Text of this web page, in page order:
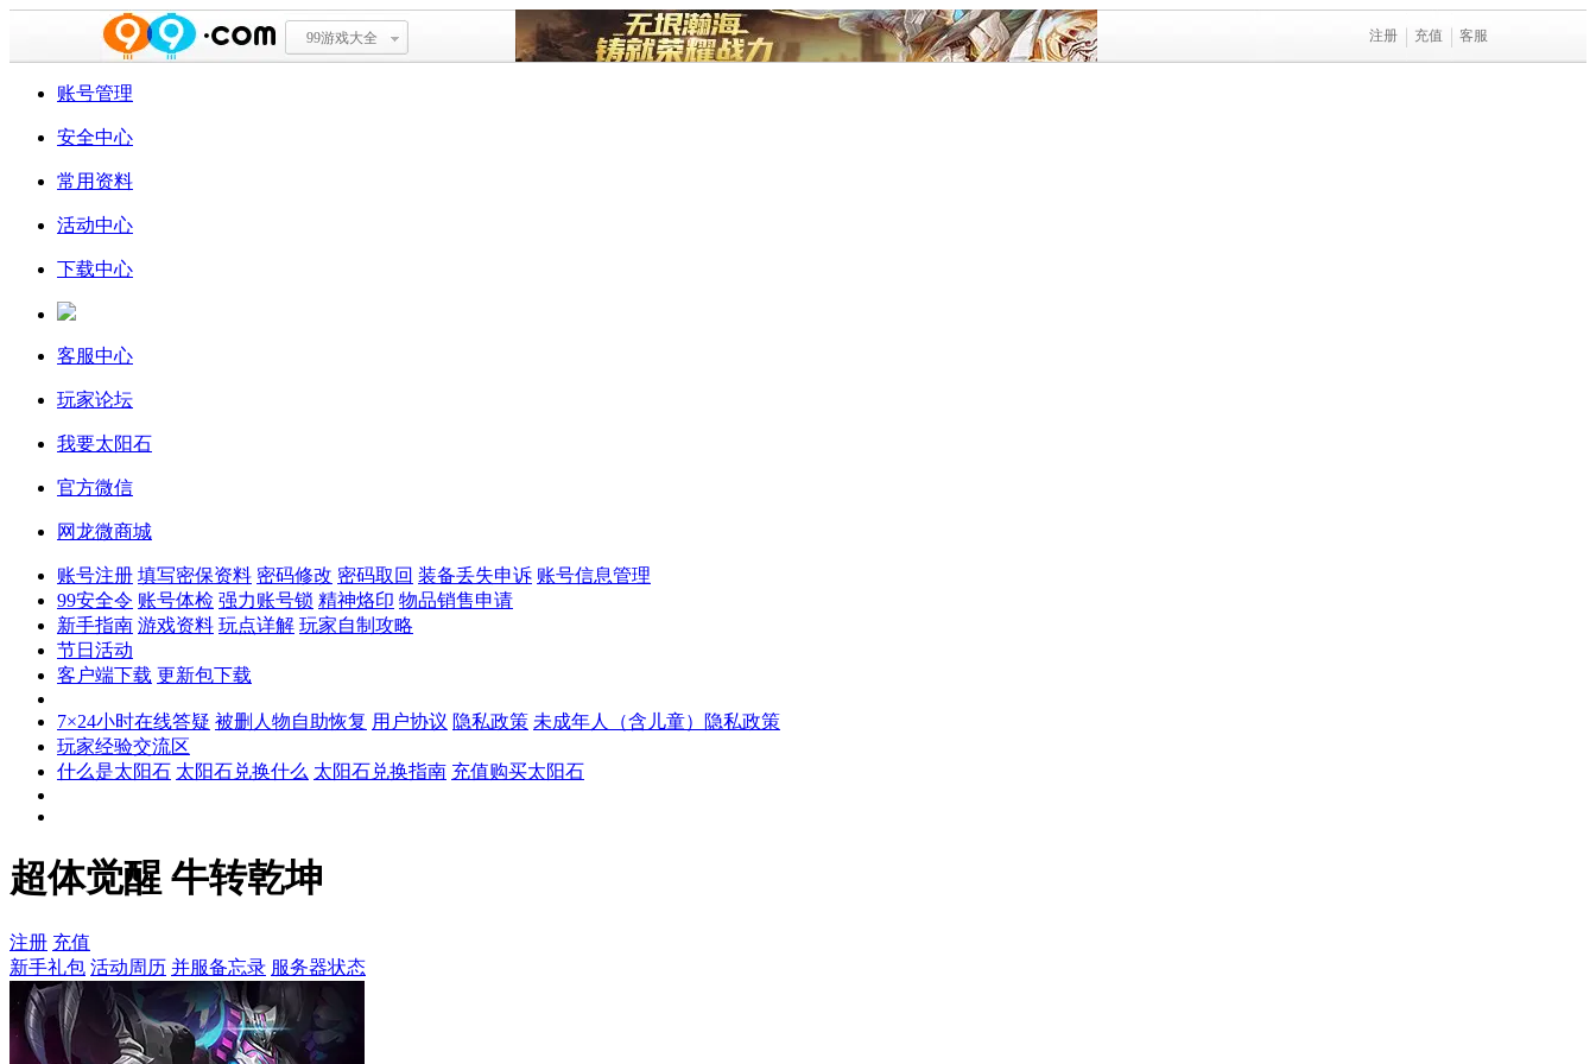
99游戏大全 注册 充值 客服
账号管理
安全中心
常用资料
活动中心
下载中心
客服中心
玩家论坛
我要太阳石
官方微信
网龙微商城
账号注册 填写密保资料 密码修改 密码取回 装备丢失申诉 账号信息管理
99安全令 账号体检 强力账号锁 精神烙印 物品销售申请
新手指南 游戏资料 玩点详解 玩家自制攻略
节日活动
客户端下载 更新包下载
7×24小时在线答疑 被删人物自助恢复 用户协议 隐私政策 未成年人（含儿童）隐私政策
玩家经验交流区
什么是太阳石 太阳石兑换什么 太阳石兑换指南 充值购买太阳石
超体觉醒 牛转乾坤
注册 充值
新手礼包 活动周历 并服备忘录 服务器状态